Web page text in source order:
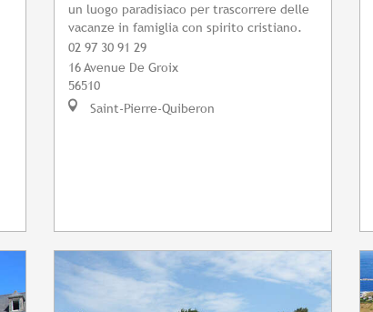
un luogo paradisiaco per trascorrere delle
vacanze in famiglia con spirito cristiano.
02 97 30 91 29
16 Avenue De Groix
56510
Saint-Pierre-Quiberon